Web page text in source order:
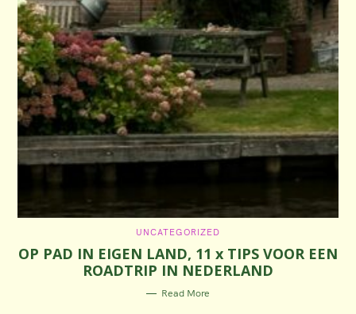
C
T
E
G
O
R
I
UNCATEGORIZED
OP PAD IN EIGEN LAND, 11 x TIPS VOOR EEN
ROADTRIP IN NEDERLAND
Read More